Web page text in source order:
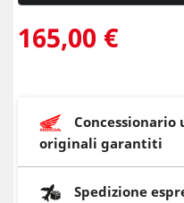
165,00 €
originali garantiti
Spedizione